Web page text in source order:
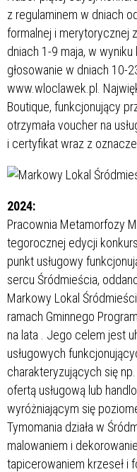
z regulaminem w dniach
formalnej i merytorycznej
dniach 1-9 maja, w
głosowanie w dniach 10-
www.wloclawek.pl.
Boutique, funkcjonujący
otrzymała voucher na
i certyfikat wraz z
2024:
Pracownia Metamorfozy
tegorocznej edycji
punkt usługowy
sercu Śródmieścia,
Markowy Lokal
ramach Gminnego
na lata
. Jego celem jest
usługowych
charakteryzujących się
ofertą usługową lub
wyróżniającym się
Tymomania działa w
malowaniem i
tapicerowaniem krzeseł i